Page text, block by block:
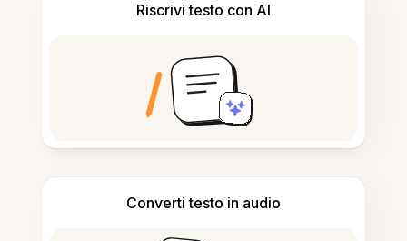
Riscrivi testo con AI
Converti testo in audio